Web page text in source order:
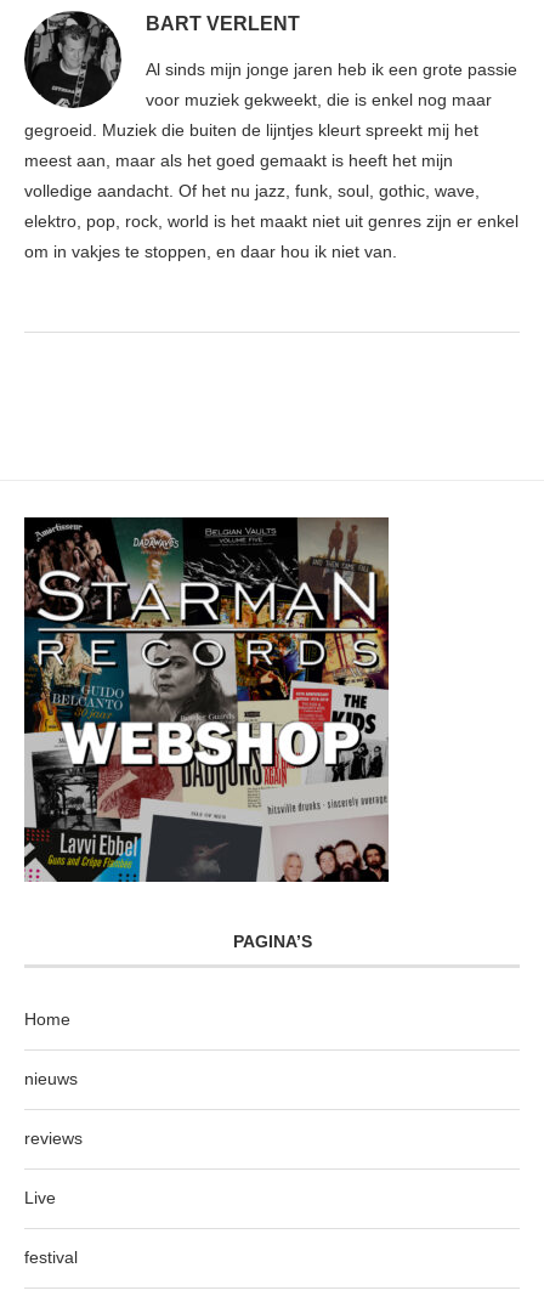
BART VERLENT
Al sinds mijn jonge jaren heb ik een grote passie
voor muziek gekweekt, die is enkel nog maar
gegroeid. Muziek die buiten de lijntjes kleurt spreekt mij het
meest aan, maar als het goed gemaakt is heeft het mijn
volledige aandacht. Of het nu jazz, funk, soul, gothic, wave,
elektro, pop, rock, world is het maakt niet uit genres zijn er enkel
om in vakjes te stoppen, en daar hou ik niet van.
PAGINA’S
Home
nieuws
reviews
Live
festival